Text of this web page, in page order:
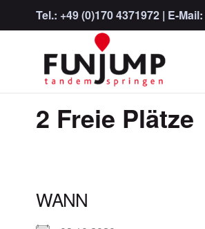
Tel.: +49 (0)170 4371972 | E-Mail:
2 Freie Plätze
WANN